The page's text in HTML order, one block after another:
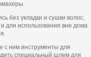
без укладки и сушки волос,
для использования вне дома
с ним инструменты для
специальный шлем для